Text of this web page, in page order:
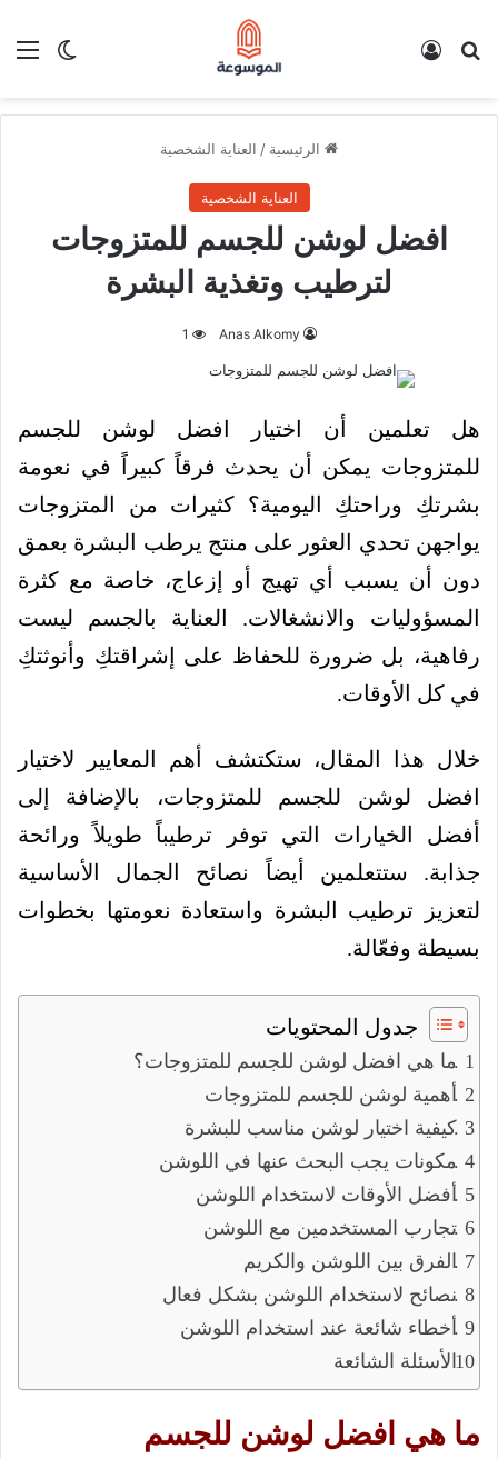
الوضع بحث عن
الرئيسية / العناية الشخصية
العناية الشخصية
افضل لوشن للجسم للمتزوجات
لترطيب وتغذية البشرة
Anas Alkomy
1
هل تعلمين أن اختيار افضل لوشن للجسم
للمتزوجات يمكن أن يحدث فرقاً كبيراً في نعومة
بشرتكِ وراحتكِ اليومية؟ كثيرات من المتزوجات
يواجهن تحدي العثور على منتج يرطب البشرة بعمق
دون أن يسبب أي تهيج أو إزعاج، خاصة مع كثرة
المسؤوليات والانشغالات. العناية بالجسم ليست
رفاهية، بل ضرورة للحفاظ على إشراقتكِ وأنوثتكِ
في كل الأوقات.
خلال هذا المقال، ستكتشف أهم المعايير لاختيار
افضل لوشن للجسم للمتزوجات، بالإضافة إلى
أفضل الخيارات التي توفر ترطيباً طويلاً ورائحة
جذابة. ستتعلمين أيضاً نصائح الجمال الأساسية
لتعزيز ترطيب البشرة واستعادة نعومتها بخطوات
بسيطة وفعّالة.
جدول المحتويات
ما هي افضل لوشن للجسم للمتزوجات؟
أهمية لوشن للجسم للمتزوجات
كيفية اختيار لوشن مناسب للبشرة
مكونات يجب البحث عنها في اللوشن
أفضل الأوقات لاستخدام اللوشن
تجارب المستخدمين مع اللوشن
الفرق بين اللوشن والكريم
نصائح لاستخدام اللوشن بشكل فعال
أخطاء شائعة عند استخدام اللوشن
الأسئلة الشائعة
ما هي افضل لوشن للجسم